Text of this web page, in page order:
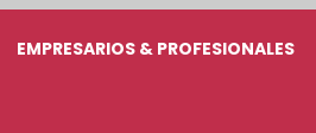
EMPRESARIOS & PROFESIONALES